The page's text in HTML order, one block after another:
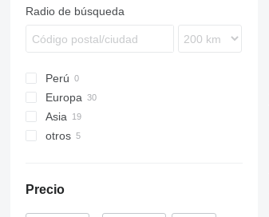
Radio de búsqueda
Perú
Europa
Alemania
Asia
otros
Precio